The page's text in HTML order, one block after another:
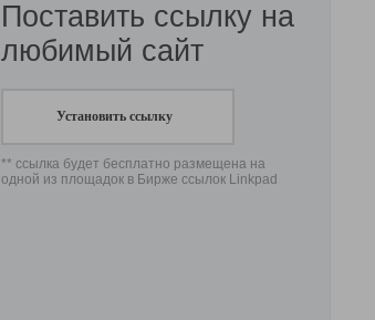
Поставить ссылку на
любимый сайт
Установить ссылку
** ссылка будет бесплатно размещена на
одной из площадок в Бирже ссылок Linkpad